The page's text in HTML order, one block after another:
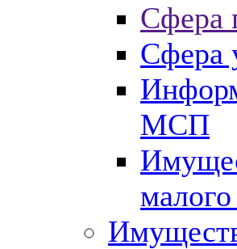
Сфера
Сфера
МСП